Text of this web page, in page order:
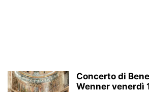
Concerto di
Wenner venerdì